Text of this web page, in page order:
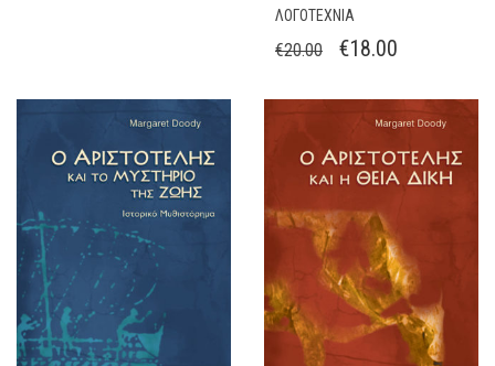
€10.62.
ΛΟΓΟΤΕΧΝΙΑ
€20.00
ORIGINAL
€18.00
ΤΙΜΉ
€18.00.